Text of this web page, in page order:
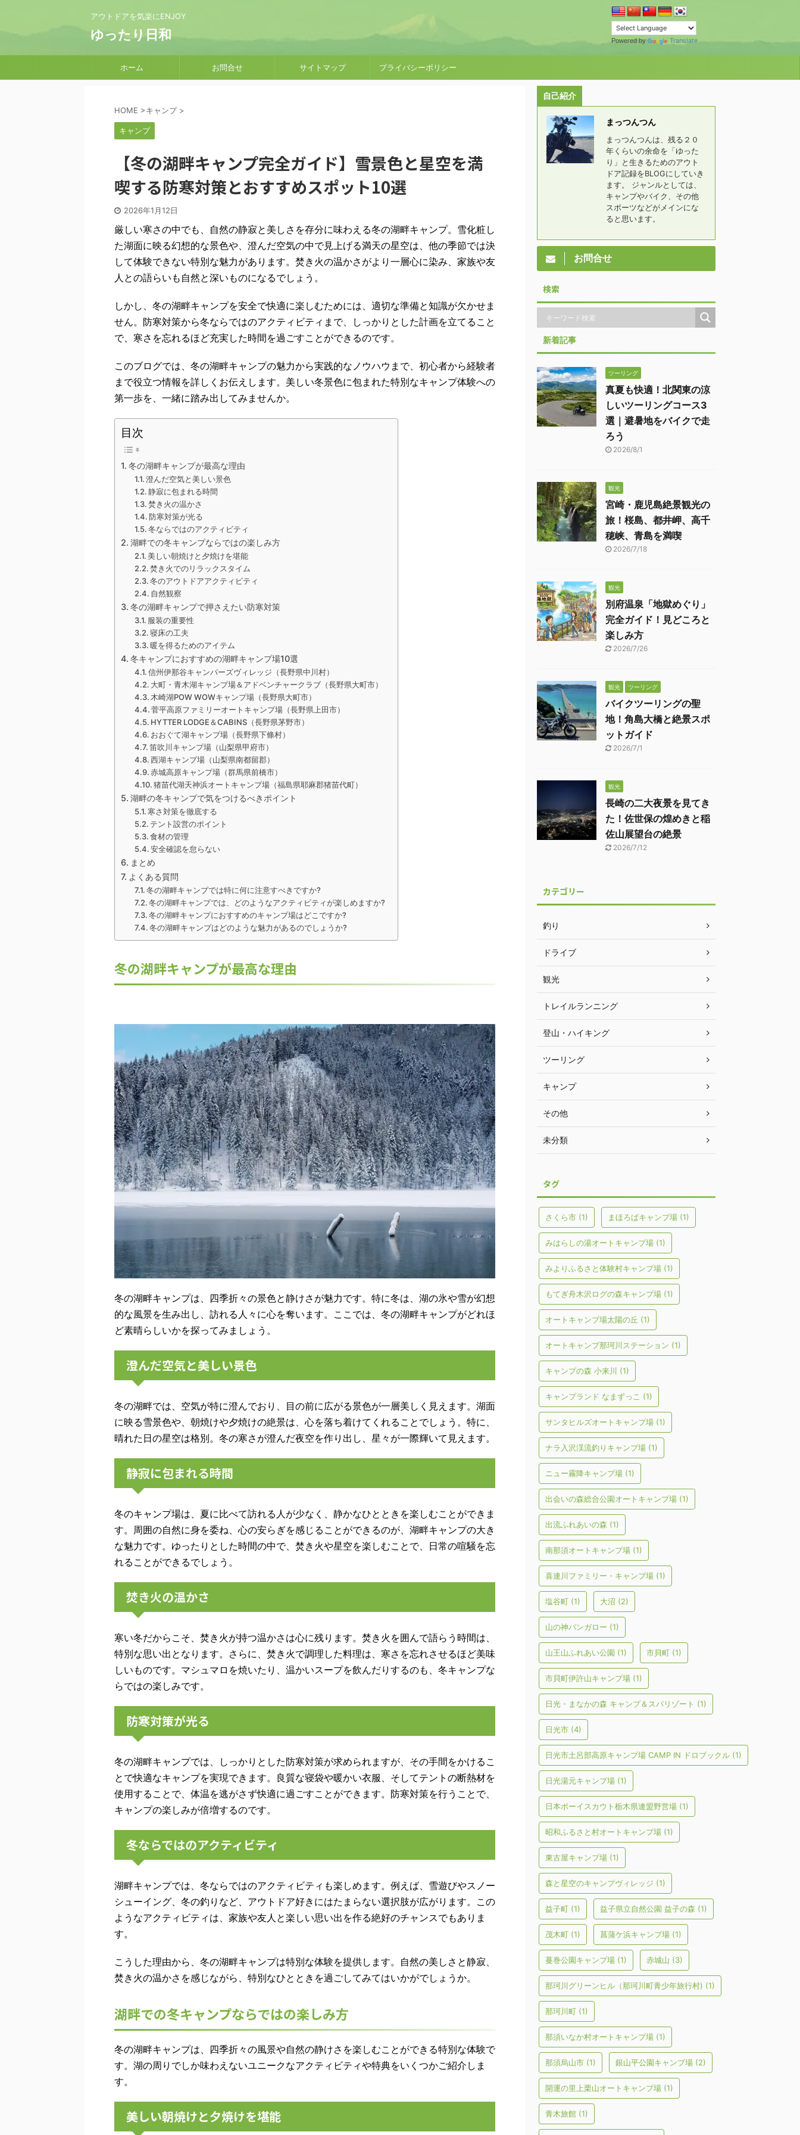
アウトドアを気楽にENJOY
ゆったり日和 Powered by Translate
ホーム お問合せ サイトマップ プライバシーポリシー
HOME >キャンプ >
キャンプ
【冬の湖畔キャンプ完全ガイド】雪景色と星空を満
喫する防寒対策とおすすめスポット10選
2026年1月12日
厳しい寒さの中でも、自然の静寂と美しさを存分に味わえる冬の湖畔キャンプ。雪化粧し
た湖面に映る幻想的な景色や、澄んだ空気の中で見上げる満天の星空は、他の季節では決
して体験できない特別な魅力があります。焚き火の温かさがより一層心に染み、家族や友
人との語らいも自然と深いものになるでしょう。
しかし、冬の湖畔キャンプを安全で快適に楽しむためには、適切な準備と知識が欠かせま
せん。防寒対策から冬ならではのアクティビティまで、しっかりとした計画を立てること
で、寒さを忘れるほど充実した時間を過ごすことができるのです。
このブログでは、冬の湖畔キャンプの魅力から実践的なノウハウまで、初心者から経験者
まで役立つ情報を詳しくお伝えします。美しい冬景色に包まれた特別なキャンプ体験への
第一歩を、一緒に踏み出してみませんか。
目次
冬の湖畔キャンプが最高な理由
澄んだ空気と美しい景色
静寂に包まれる時間
焚き火の温かさ
防寒対策が光る
冬ならではのアクティビティ
湖畔での冬キャンプならではの楽しみ方
美しい朝焼けと夕焼けを堪能
焚き火でのリラックスタイム
冬のアウトドアアクティビティ
自然観察
冬の湖畔キャンプで押さえたい防寒対策
服装の重要性
寝床の工夫
暖を得るためのアイテム
冬キャンプにおすすめの湖畔キャンプ場10選
信州伊那谷キャンパーズヴィレッジ（長野県中川村）
大町・青木湖キャンプ場＆アドベンチャークラブ（長野県大町市）
木崎湖POW WOWキャンプ場（長野県大町市）
菅平高原ファミリーオートキャンプ場（長野県上田市）
HYTTER LODGE＆CABINS（長野県茅野市）
おおぐて湖キャンプ場（長野県下條村）
笛吹川キャンプ場（山梨県甲府市）
西湖キャンプ場（山梨県南都留郡）
赤城高原キャンプ場（群馬県前橋市）
猪苗代湖天神浜オートキャンプ場（福島県耶麻郡猪苗代町）
湖畔の冬キャンプで気をつけるべきポイント
寒さ対策を徹底する
テント設営のポイント
食材の管理
安全確認を怠らない
まとめ
よくある質問
冬の湖畔キャンプでは特に何に注意すべきですか?
冬の湖畔キャンプでは、どのようなアクティビティが楽しめますか?
冬の湖畔キャンプにおすすめのキャンプ場はどこですか?
冬の湖畔キャンプはどのような魅力があるのでしょうか?
冬の湖畔キャンプが最高な理由
冬の湖畔キャンプは、四季折々の景色と静けさが魅力です。特に冬は、湖の氷や雪が幻想
的な風景を生み出し、訪れる人々に心を奪います。ここでは、冬の湖畔キャンプがどれほ
ど素晴らしいかを探ってみましょう。
澄んだ空気と美しい景色
冬の湖畔では、空気が特に澄んでおり、目の前に広がる景色が一層美しく見えます。湖面
に映る雪景色や、朝焼けや夕焼けの絶景は、心を落ち着けてくれることでしょう。特に、
晴れた日の星空は格別。冬の寒さが澄んだ夜空を作り出し、星々が一際輝いて見えます。
静寂に包まれる時間
冬のキャンプ場は、夏に比べて訪れる人が少なく、静かなひとときを楽しむことができま
す。周囲の自然に身を委ね、心の安らぎを感じることができるのが、湖畔キャンプの大き
な魅力です。ゆったりとした時間の中で、焚き火や星空を楽しむことで、日常の喧騒を忘
れることができるでしょう。
焚き火の温かさ
寒い冬だからこそ、焚き火が持つ温かさは心に残ります。焚き火を囲んで語らう時間は、
特別な思い出となります。さらに、焚き火で調理した料理は、寒さを忘れさせるほど美味
しいものです。マシュマロを焼いたり、温かいスープを飲んだりするのも、冬キャンプな
らではの楽しみです。
防寒対策が光る
冬の湖畔キャンプでは、しっかりとした防寒対策が求められますが、その手間をかけるこ
とで快適なキャンプを実現できます。良質な寝袋や暖かい衣服、そしてテントの断熱材を
使用することで、体温を逃がさず快適に過ごすことができます。防寒対策を行うことで、
キャンプの楽しみが倍増するのです。
冬ならではのアクティビティ
湖畔キャンプでは、冬ならではのアクティビティも楽しめます。例えば、雪遊びやスノー
シューイング、冬の釣りなど、アウトドア好きにはたまらない選択肢が広がります。この
ようなアクティビティは、家族や友人と楽しい思い出を作る絶好のチャンスでもありま
す。
こうした理由から、冬の湖畔キャンプは特別な体験を提供します。自然の美しさと静寂、
焚き火の温かさを感じながら、特別なひとときを過ごしてみてはいかがでしょうか。
湖畔での冬キャンプならではの楽しみ方
冬の湖畔キャンプは、四季折々の風景や自然の静けさを楽しむことができる特別な体験で
す。湖の周りでしか味わえないユニークなアクティビティや特典をいくつかご紹介しま
す。
美しい朝焼けと夕焼けを堪能
自己紹介
まっつんつん
まっつんつんは、残る２０
年くらいの余命を「ゆった
り」と生きるためのアウト
ドア記録をBLOGにしていき
ます。 ジャンルとしては、
キャンプやバイク、その他
スポーツなどがメインにな
ると思います。
お問合せ
検索
新着記事
ツーリング
真夏も快適！北関東の涼
しいツーリングコース3
選｜避暑地をバイクで走
ろう
2026/8/1
観光
宮崎・鹿児島絶景観光の
旅！桜島、都井岬、高千
穂峡、青島を満喫
2026/7/18
観光
別府温泉「地獄めぐり」
完全ガイド！見どころと
楽しみ方
2026/7/26
観光 ツーリング
バイクツーリングの聖
地！角島大橋と絶景スポ
ットガイド
2026/7/1
観光
長崎の二大夜景を見てき
た！佐世保の煌めきと稲
佐山展望台の絶景
2026/7/12
カテゴリー
釣り
ドライブ
観光
トレイルランニング
登山・ハイキング
ツーリング
キャンプ
その他
未分類
タグ
さくら市 (1) まほろばキャンプ場 (1)
みはらしの湯オートキャンプ場 (1)
みよりふるさと体験村キャンプ場 (1)
もてぎ舟木沢ログの森キャンプ場 (1)
オートキャンプ場太陽の丘 (1)
オートキャンプ那珂川ステーション (1)
キャンプの森 小来川 (1)
キャンプランド なまずっこ (1)
サンタヒルズオートキャンプ場 (1)
ナラ入沢渓流釣りキャンプ場 (1)
ニュー霧降キャンプ場 (1)
出会いの森総合公園オートキャンプ場 (1)
出流ふれあいの森 (1)
南那須オートキャンプ場 (1)
喜連川ファミリー・キャンプ場 (1)
塩谷町 (1) 大沼 (2)
山の神バンガロー (1)
山王山ふれあい公園 (1) 市貝町 (1)
市貝町伊許山キャンプ場 (1)
日光・まなかの森 キャンプ＆スパリゾート (1)
日光市 (4)
日光市土呂部高原キャンプ場 CAMP IN ドロブックル (1)
日光湯元キャンプ場 (1)
日本ボーイスカウト栃木県連盟野営場 (1)
昭和ふるさと村オートキャンプ場 (1)
東古屋キャンプ場 (1)
森と星空のキャンプヴィレッジ (1)
益子町 (1) 益子県立自然公園 益子の森 (1)
茂木町 (1) 菖蒲ケ浜キャンプ場 (1)
蔓巻公園キャンプ場 (1) 赤城山 (3)
那珂川グリーンヒル（那珂川町青少年旅行村) (1)
那珂川町 (1)
那須いなか村オートキャンプ場 (1)
那須烏山市 (1) 銀山平公園キャンプ場 (2)
開運の里上栗山オートキャンプ場 (1)
青木旅館 (1)